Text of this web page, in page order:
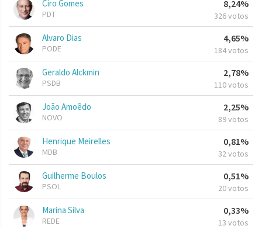
Ciro Gomes
PDT
8,24%
326 votos
Alvaro Dias
PODE
4,65%
184 votos
Geraldo Alckmin
PSDB
2,78%
110 votos
João Amoêdo
NOVO
2,25%
89 votos
Henrique Meirelles
MDB
0,81%
32 votos
Guilherme Boulos
PSOL
0,51%
20 votos
Marina Silva
REDE
0,33%
13 votos